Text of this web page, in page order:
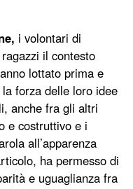
i volontari di
il contesto
lottato prima e
forza delle loro idee
anche fra gli altri
e costruttivo e i
all’apparenza
ha permesso di
e uguaglianza fra